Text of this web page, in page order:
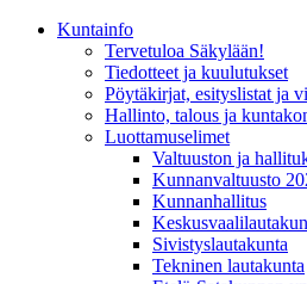
Kunta­info
Tervetuloa Säkylään!
Tiedotteet ja kuulutukset
Pöytäkirjat, esityslistat ja
Hallinto, talous ja
Luottamuselimet
Valtuuston ja
Kunnanvaltuusto
Kunnanhallitus
Sivistyslautakunta
Tekninen lautakunta